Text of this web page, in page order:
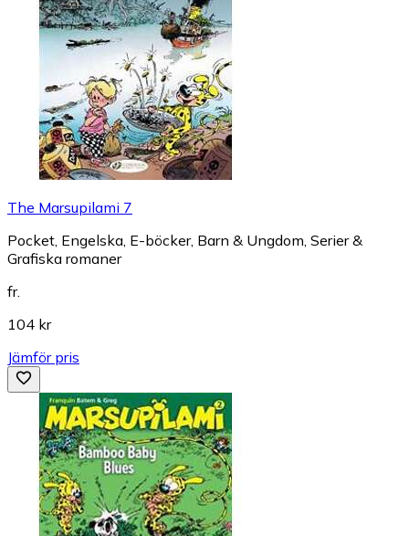
The Marsupilami 7
Pocket, Engelska, E-böcker, Barn & Ungdom, Serier &
Grafiska romaner
fr.
104 kr
Jämför pris